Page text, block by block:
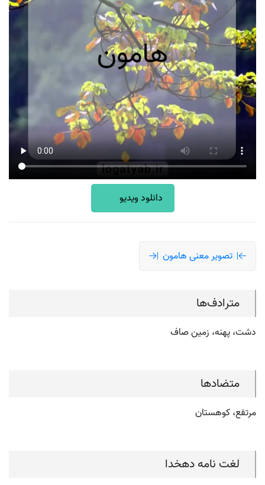
دانلود ویدیو
تصویر معنی هامون
مترادف‌ها
دشت، پهنه، زمین صاف
متضادها
مرتفع، کوهستان
لغت نامه دهخدا